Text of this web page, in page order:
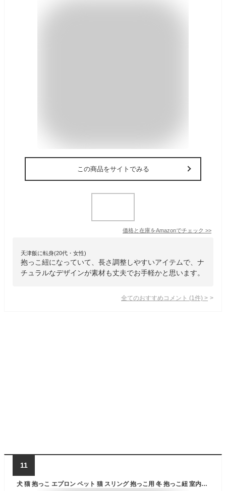
この商品をサイトでみる
価格と在庫をAmazonでチェック >>
天津飯に転身(20代・女性)
抱っこ紐になっていて、長さ調整しやすいアイテムで、ナ
チュラルなデザインが素材も丈夫でお手軽かと思います。
全てのおすすめコメント (1 件) >
11
犬 猫 抱っこ エプロン ペット 猫 スリング 抱っこ用 冬 抱っこ紐 室内用 エプロン 猫のお昼寝 抱っこ用エプロン 猫寝袋 エプロン ペットスリング 毛粘着防止 暖かい ピンク ホワイト /ダブルポケットにゃんエプロン